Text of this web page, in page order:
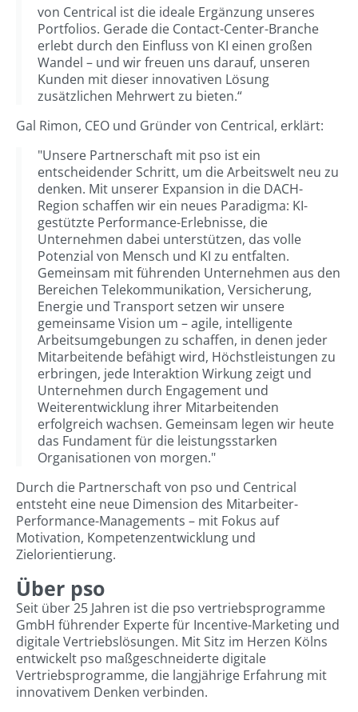
von Centrical ist die ideale Ergänzung unseres
Portfolios. Gerade die Contact-Center-Branche
erlebt durch den Einfluss von KI einen großen
Wandel – und wir freuen uns darauf, unseren
Kunden mit dieser innovativen Lösung
zusätzlichen Mehrwert zu bieten.“
Gal Rimon, CEO und Gründer von Centrical, erklärt:
"Unsere Partnerschaft mit pso ist ein
entscheidender Schritt, um die Arbeitswelt neu zu
denken. Mit unserer Expansion in die DACH-
Region schaffen wir ein neues Paradigma: KI-
gestützte Performance-Erlebnisse, die
Unternehmen dabei unterstützen, das volle
Potenzial von Mensch und KI zu entfalten.
Gemeinsam mit führenden Unternehmen aus den
Bereichen Telekommunikation, Versicherung,
Energie und Transport setzen wir unsere
gemeinsame Vision um – agile, intelligente
Arbeitsumgebungen zu schaffen, in denen jeder
Mitarbeitende befähigt wird, Höchstleistungen zu
erbringen, jede Interaktion Wirkung zeigt und
Unternehmen durch Engagement und
Weiterentwicklung ihrer Mitarbeitenden
erfolgreich wachsen. Gemeinsam legen wir heute
das Fundament für die leistungsstarken
Organisationen von morgen."
Durch die Partnerschaft von pso und Centrical
entsteht eine neue Dimension des Mitarbeiter-
Performance-Managements – mit Fokus auf
Motivation, Kompetenzentwicklung und
Zielorientierung.
Über pso
Seit über 25 Jahren ist die pso vertriebsprogramme
GmbH führender Experte für Incentive-Marketing und
digitale Vertriebslösungen. Mit Sitz im Herzen Kölns
entwickelt pso maßgeschneiderte digitale
Vertriebsprogramme, die langjährige Erfahrung mit
innovativem Denken verbinden.